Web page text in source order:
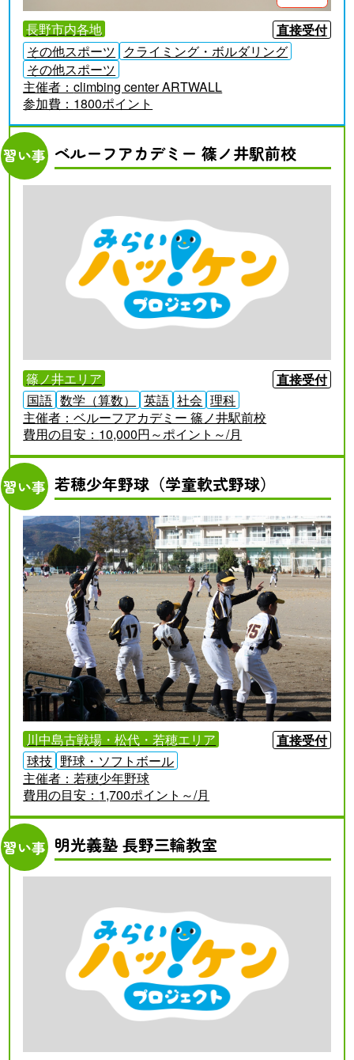
長野市内各地
直接受付
その他スポーツ クライミング・ボルダリング
その他スポーツ
主催者：climbing center ARTWALL
参加費： 1800ポイント
習い事 ベルーフアカデミー 篠ノ井駅前校
篠ノ井エリア
直接受付
国語 数学（算数） 英語 社会 理科
主催者：ベルーフアカデミー 篠ノ井駅前校
費用の目安： 10,000円～ポイント～/月
習い事 若穂少年野球（学童軟式野球）
川中島古戦場・松代・若穂エリア
直接受付
球技 野球・ソフトボール
主催者：若穂少年野球
費用の目安： 1,700ポイント～/月
習い事 明光義塾 長野三輪教室